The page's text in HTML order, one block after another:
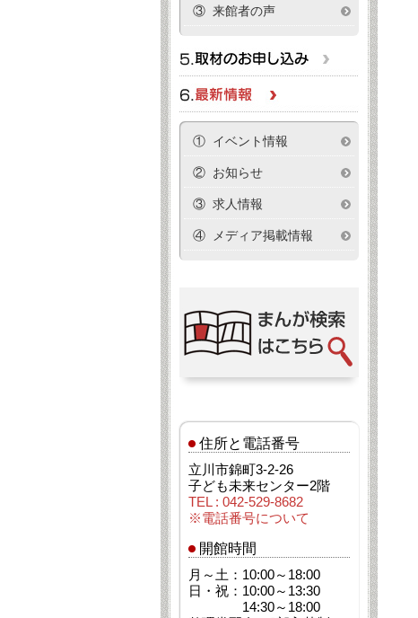
③ 来館者の声
① イベント情報
② お知らせ
③ 求人情報
④ メディア掲載情報
住所と電話番号
立川市錦町3-2-26
子ども未来センター2階
TEL : 042-529-8682
※電話番号について
開館時間
月～土：10:00～18:00
日・祝：10:00～13:30
14:30～18:00